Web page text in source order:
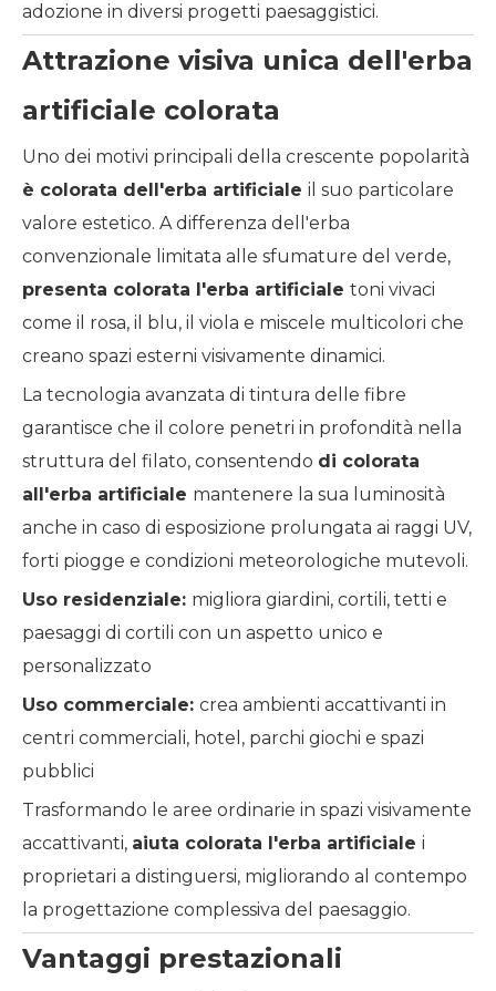
adozione in diversi progetti paesaggistici.
Attrazione visiva unica dell'erba
artificiale colorata
Uno dei motivi principali della crescente popolarità
è colorata dell'erba artificiale il suo particolare
valore estetico. A differenza dell'erba
convenzionale limitata alle sfumature del verde,
presenta colorata l'erba artificiale toni vivaci
come il rosa, il blu, il viola e miscele multicolori che
creano spazi esterni visivamente dinamici.
La tecnologia avanzata di tintura delle fibre
garantisce che il colore penetri in profondità nella
struttura del filato, consentendo di colorata
all'erba artificiale mantenere la sua luminosità
anche in caso di esposizione prolungata ai raggi UV,
forti piogge e condizioni meteorologiche mutevoli.
Uso residenziale: migliora giardini, cortili, tetti e
paesaggi di cortili con un aspetto unico e
personalizzato
Uso commerciale: crea ambienti accattivanti in
centri commerciali, hotel, parchi giochi e spazi
pubblici
Trasformando le aree ordinarie in spazi visivamente
accattivanti, aiuta colorata l'erba artificiale i
proprietari a distinguersi, migliorando al contempo
la progettazione complessiva del paesaggio.
Vantaggi prestazionali